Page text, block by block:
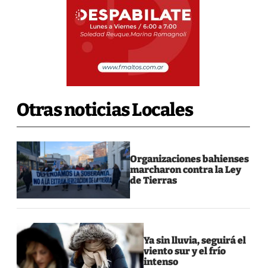
Otras noticias Locales
Organizaciones bahienses
marcharon contra la Ley
de Tierras
Ya sin lluvia, seguirá el
viento sur y el frío
intenso